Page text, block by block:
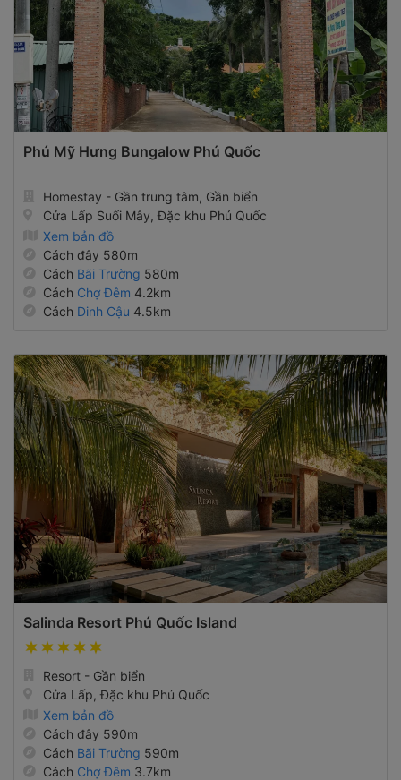
Phú Mỹ Hưng Bungalow Phú Quốc
Homestay - Gần trung tâm, Gần biển
Cửa Lấp Suối Mây, Đặc khu Phú Quốc
Xem bản đồ
Cách đây 580m
Cách Bãi Trường 580m
Cách Chợ Đêm 4.2km
Cách Dinh Cậu 4.5km
Salinda Resort Phú Quốc Island
Resort - Gần biển
Cửa Lấp, Đặc khu Phú Quốc
Xem bản đồ
Cách đây 590m
Cách Bãi Trường 590m
Cách Chợ Đêm 3.7km